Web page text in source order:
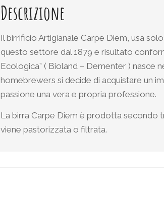
Descrizione
Il birrificio Artigianale Carpe Diem, usa
questo settore dal 1879 e risultato
Ecologica” ( Bioland – Dementer ) nasce
homebrewers si decide di acquistare un
passione una vera e propria professione.
La birra Carpe Diem è prodotta secondo
viene pastorizzata o filtrata.